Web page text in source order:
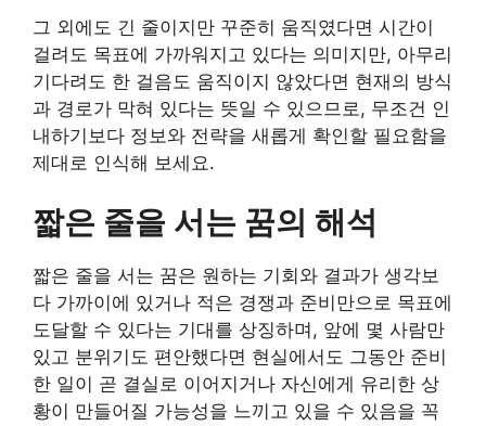
그 외에도 긴 줄이지만 꾸준히 움직였다면 시간이
걸려도 목표에 가까워지고 있다는 의미지만, 아무리
기다려도 한 걸음도 움직이지 않았다면 현재의 방식
과 경로가 막혀 있다는 뜻일 수 있으므로, 무조건 인
내하기보다 정보와 전략을 새롭게 확인할 필요함을
제대로 인식해 보세요.
짧은 줄을 서는 꿈의 해석
짧은 줄을 서는 꿈은 원하는 기회와 결과가 생각보
다 가까이에 있거나 적은 경쟁과 준비만으로 목표에
도달할 수 있다는 기대를 상징하며, 앞에 몇 사람만
있고 분위기도 편안했다면 현실에서도 그동안 준비
한 일이 곧 결실로 이어지거나 자신에게 유리한 상
황이 만들어질 가능성을 느끼고 있을 수 있음을 꼭